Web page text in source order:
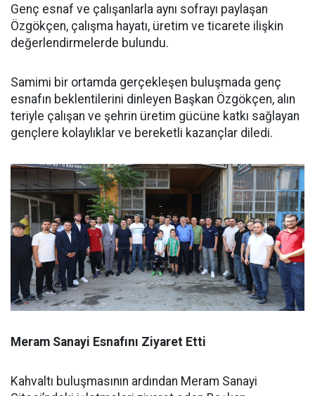
Genç esnaf ve çalışanlarla aynı sofrayı paylaşan
Özgökçen, çalışma hayatı, üretim ve ticarete ilişkin
değerlendirmelerde bulundu.
Samimi bir ortamda gerçekleşen buluşmada genç
esnafın beklentilerini dinleyen Başkan Özgökçen, alın
teriyle çalışan ve şehrin üretim gücüne katkı sağlayan
gençlere kolaylıklar ve bereketli kazançlar diledi.
Meram Sanayi Esnafını Ziyaret Etti
Kahvaltı buluşmasının ardından Meram Sanayi